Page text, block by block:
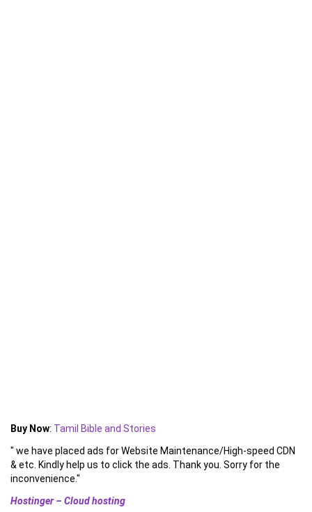
Buy Now: Tamil Bible and Stories
" we have placed ads for Website Maintenance/High-speed CDN
& etc. Kindly help us to click the ads. Thank you. Sorry for the
inconvenience."
Hostinger – Cloud hosting